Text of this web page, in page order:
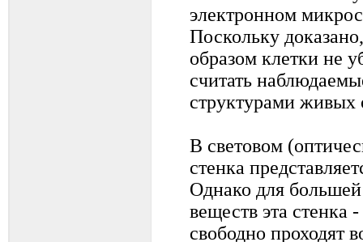
электронном
Поскольку
образом клетки не
считать
структурами живых
В световом
стенка
Однако для
веществ эта стенка
свободно проходят